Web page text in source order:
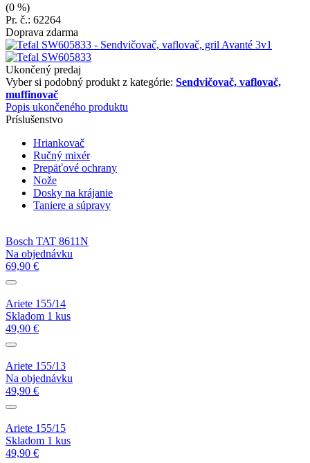
(0 %)
Pr. č.: 62264
Doprava zdarma
Ukončený predaj
Vyber si podobný produkt z kategórie: Sendvičovač, vaflovač,
muffinovač
Popis ukončeného produktu
Príslušenstvo
Hriankovač
Ručný mixér
Prepäťové ochrany
Nože
Dosky na krájanie
Taniere a súpravy
Bosch TAT 8611N
Na objednávku
69,90 €
Ariete 155/14
Skladom 1 kus
49,90 €
Ariete 155/13
Na objednávku
49,90 €
Ariete 155/15
Skladom 1 kus
49,90 €